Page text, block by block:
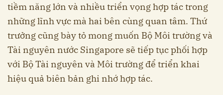
tiềm năng lớn và nhiều triển vọng hợp tác trong
những lĩnh vực mà hai bên cùng quan tâm. Thứ
trưởng cũng bày tỏ mong muốn Bộ Môi trường và
Tài nguyên nước Singapore sẽ tiếp tục phối hợp
với Bộ Tài nguyên và Môi trường để triển khai
hiệu quả biên bản ghi nhớ hợp tác.